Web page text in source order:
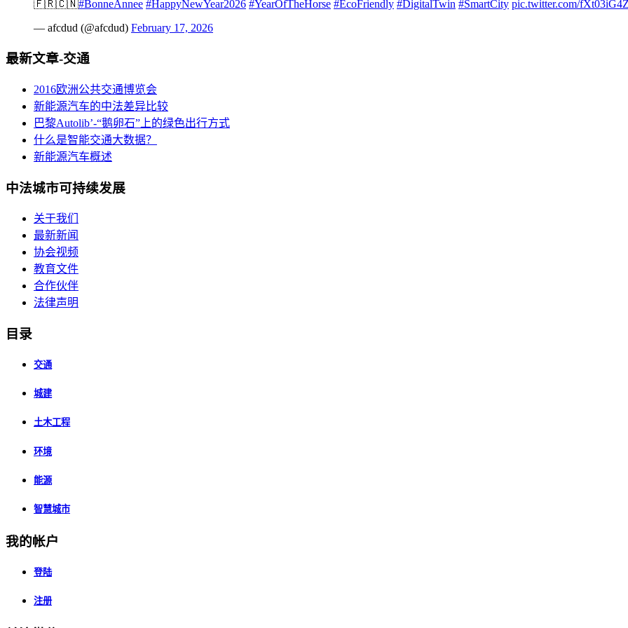
🇫🇷🇨🇳#BonneAnnee #HappyNewYear2026 #YearOfTheHorse #EcoFriendly #DigitalTwin #SmartCity pic.twitter.com/
— afcdud (@afcdud) February 17, 2026
最新文章-交通
2016欧洲公共交通博览会
新能源汽车的中法差异比较
巴黎Autolib’-“鹅卵石”上的绿色出行方式
什么是智能交通大数据？
新能源汽车概述
中法城市可持续发展
关于我们
最新新闻
协会视频
教育文件
合作伙伴
法律声明
目录
交通
城建
土木工程
环境
能源
智慧城市
我的帐户
登陆
注册